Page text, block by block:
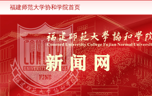
福建师范大学协和学院首页